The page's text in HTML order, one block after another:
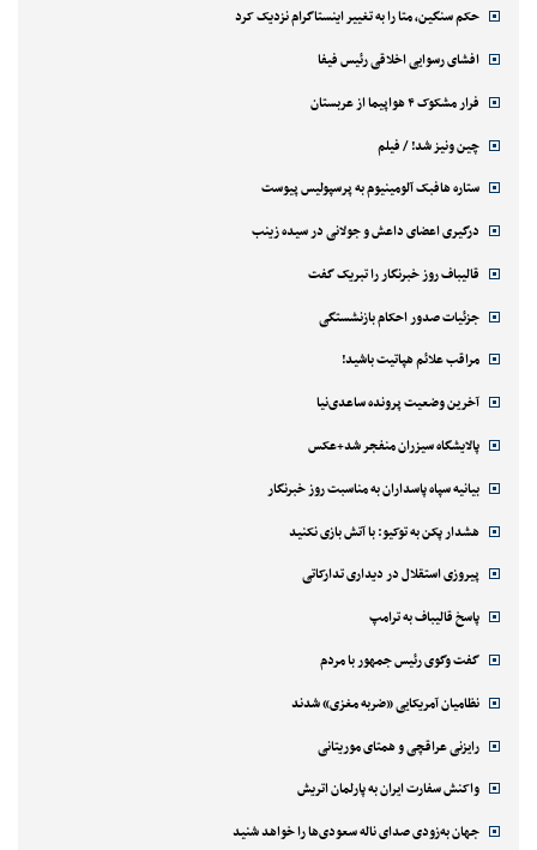
حکم سنگین، متا را به تغییر اینستاگرام نزدیک کرد
افشای رسوایی اخلاقی رئیس فیفا
فرار مشکوک ۴ هواپیما از عربستان
چین ونیز شد! / فیلم
ستاره هافبک آلومینیوم به پرسپولیس پیوست
درگیری اعضای داعش و جولانی در سیده زینب
قالیباف روز خبرنگار را تبریک گفت
جزئیات صدور احکام بازنشستگی
مراقب علائم هپاتیت باشید!
آخرین وضعیت پرونده ساعدی‌نیا
پالایشگاه سیزران منفجر شد+عکس
بیانیه سپاه پاسداران به مناسبت روز خبرنگار
هشدار پکن به توکیو: با آتش بازی نکنید
پیروزی استقلال در دیداری تدارکاتی
پاسخ قالیباف به ترامپ
گفت وگوی رئیس جمهور با مردم
نظامیان آمریکایی «ضربه مغزی» شدند
رایزنی عراقچی و همتای موریتانی
واکنش سفارت ایران به پارلمان اتریش
جهان به‌زودی صدای ناله سعودی‌ها را خواهد شنید